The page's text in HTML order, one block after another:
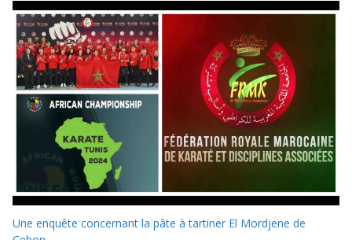
Une enquête concernant la pâte à tartiner El Mordjene de